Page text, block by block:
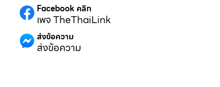
Facebook คลิก
เพจ TheThaiLink
ส่งข้อความ
ส่งข้อความ